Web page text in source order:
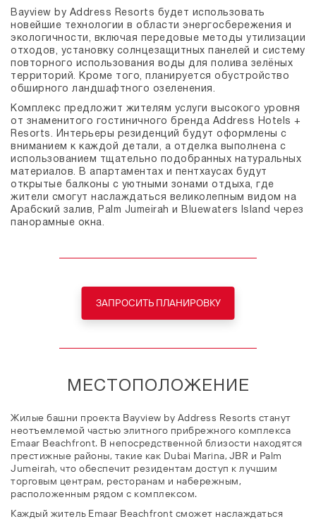
Bayview by Address Resorts будет использовать
новейшие технологии в области энергосбережения и
экологичности, включая передовые методы утилизации
отходов, установку солнцезащитных панелей и систему
повторного использования воды для полива зелёных
территорий. Кроме того, планируется обустройство
обширного ландшафтного озеленения.
Комплекс предложит жителям услуги высокого уровня
от знаменитого гостиничного бренда Address Hotels +
Resorts. Интерьеры резиденций будут оформлены с
вниманием к каждой детали, а отделка выполнена с
использованием тщательно подобранных натуральных
материалов. В апартаментах и пентхаусах будут
открытые балконы с уютными зонами отдыха, где
жители смогут наслаждаться великолепным видом на
Арабский залив, Palm Jumeirah и Bluewaters Island через
панорамные окна.
ЗАПРОСИТЬ ПЛАНИРОВКУ
МЕСТОПОЛОЖЕНИЕ
Жилые башни проекта Bayview by Address Resorts станут
неотъемлемой частью элитного прибрежного комплекса
Emaar Beachfront. В непосредственной близости находятся
престижные районы, такие как Dubai Marina, JBR и Palm
Jumeirah, что обеспечит резидентам доступ к лучшим
торговым центрам, ресторанам и набережным,
расположенным рядом с комплексом.
Каждый житель Emaar Beachfront сможет наслаждаться